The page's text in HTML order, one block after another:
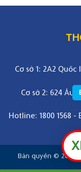
Cơ sở 1: 2A2
Cơ sở 2: 624 Âu
Hotline: 1800 1568 -
Bản quyền © 2026